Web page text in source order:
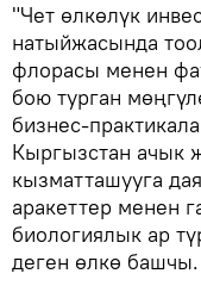
"Чет өлкөлүк
натыйжасында
флорасы менен
бою турган
бизнес-
Кыргызстан ачык
кызматташууга
аракеттер менен
биологиялык ар
деген өлкө башчы.